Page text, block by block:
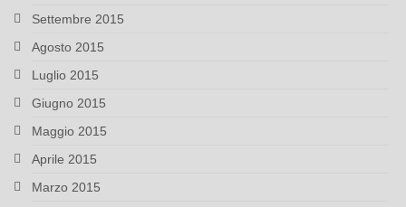
Settembre 2015
Agosto 2015
Luglio 2015
Giugno 2015
Maggio 2015
Aprile 2015
Marzo 2015